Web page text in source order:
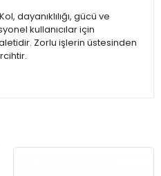
dayanıklılığı, gücü ve
kullanıcılar için
Zorlu işlerin üstesinden